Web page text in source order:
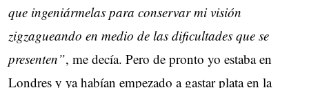
que ingeniármelas para conservar mi visión
zigzagueando en medio de las dificultades que se
presenten”, me decía. Pero de pronto yo estaba en
Londres y ya habían empezado a gastar plata en la